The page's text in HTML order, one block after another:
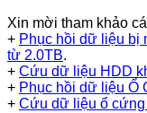
Xin mời tham khảo
+ Phục hồi dữ liệu bị
từ 2.0TB.
+ Cứu dữ liệu HDD
+ Phục hồi dữ liệu Ổ
+ Cứu dữ liệu ổ cứng